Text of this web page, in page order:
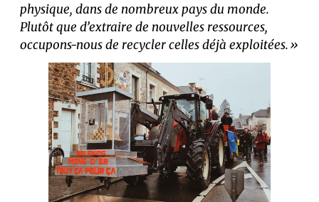
physique, dans de nombreux pays du monde.
Plutôt que d’extraire de nouvelles ressources,
occupons-nous de recycler celles déjà exploitées.»